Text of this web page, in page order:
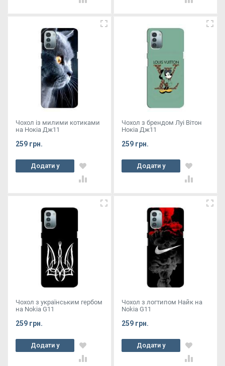
Чохол із милими котиками
на Нокіа Дж11
259 грн.
Додати у
кошик
Чохол з брендом Луі Вітон
Нокіа Дж11
259 грн.
Додати у
кошик
Чохол з українським гербом
на Nokia G11
259 грн.
Додати у
кошик
Чохол з логтипом Найк на
Nokia G11
259 грн.
Додати у
кошик